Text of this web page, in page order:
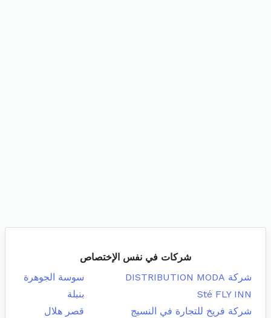
شركات في نفس الإختصاص
شركة DISTRIBUTION MODA
سوسة الجوهرة
Sté FLY INN
بنبلة
شركة فريخ للتجارة في النسيج
قصر هلال